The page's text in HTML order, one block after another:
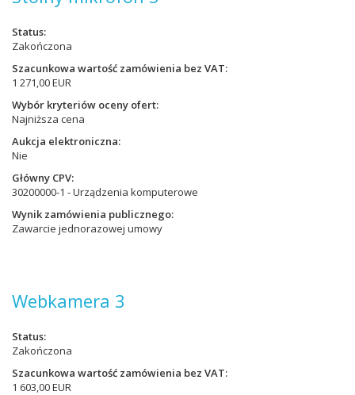
Status
Zakończona
Szacunkowa wartość zamówienia bez VAT
1 271,00 EUR
Wybór kryteriów oceny ofert
Najniższa cena
Aukcja elektroniczna
Nie
Główny CPV
30200000-1 - Urządzenia komputerowe
Wynik zamówienia publicznego
Zawarcie jednorazowej umowy
Webkamera 3
Status
Zakończona
Szacunkowa wartość zamówienia bez VAT
1 603,00 EUR